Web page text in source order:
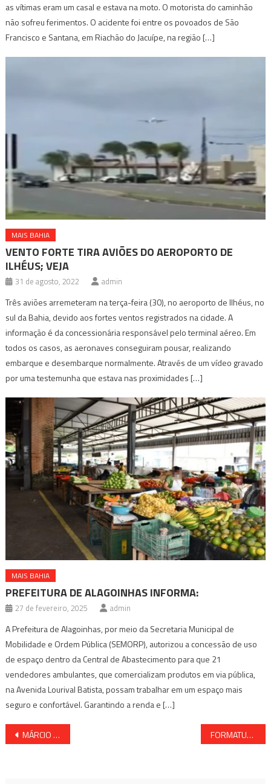
as vítimas eram um casal e estava na moto. O motorista do caminhão
não sofreu ferimentos. O acidente foi entre os povoados de São
Francisco e Santana, em Riachão do Jacuípe, na região […]
MAIS BAHIA
VENTO FORTE TIRA AVIÕES DO AEROPORTO DE
ILHÉUS; VEJA
31 de agosto, 2022 admin
Três aviões arremeteram na terça-feira (30), no aeroporto de Ilhéus, no
sul da Bahia, devido aos fortes ventos registrados na cidade. A
informação é da concessionária responsável pelo terminal aéreo. Em
todos os casos, as aeronaves conseguiram pousar, realizando
embarque e desembarque normalmente. Através de um vídeo gravado
por uma testemunha que estava nas proximidades […]
MAIS BAHIA
PREFEITURA DE ALAGOINHAS INFORMA:
27 de fevereiro, 2025 admin
A Prefeitura de Alagoinhas, por meio da Secretaria Municipal de
Mobilidade e Ordem Pública (SEMORP), autorizou a concessão de uso
de espaço dentro da Central de Abastecimento para que 21
vendedores ambulantes, que comercializam produtos em via pública,
na Avenida Lourival Batista, possam trabalhar em um espaço mais
seguro e confortável. Garantindo a renda e […]
Navegação
MÁRCIO DA LINHA VERDE ASSUME CHEFIA DE GABINETE NO GOVERNO GUSTAVO CARMO EM ALAGOINHAS FORMATURA DE 1.441 NOVOS POLICIAIS MILITARES FORTALECE SEGURANÇA PÚBLICA NA BAHIA